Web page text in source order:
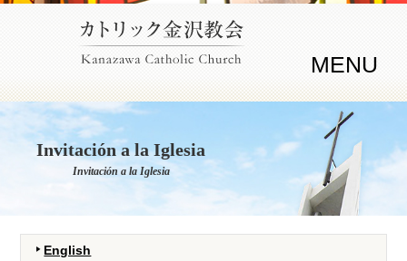
MENU
Invitación a la Iglesia
Invitación a la Iglesia
English